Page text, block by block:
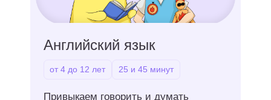
от 4 до 12 лет 25 и 45 минут
Учимся говорить четко и красиво
упражнений и без давления